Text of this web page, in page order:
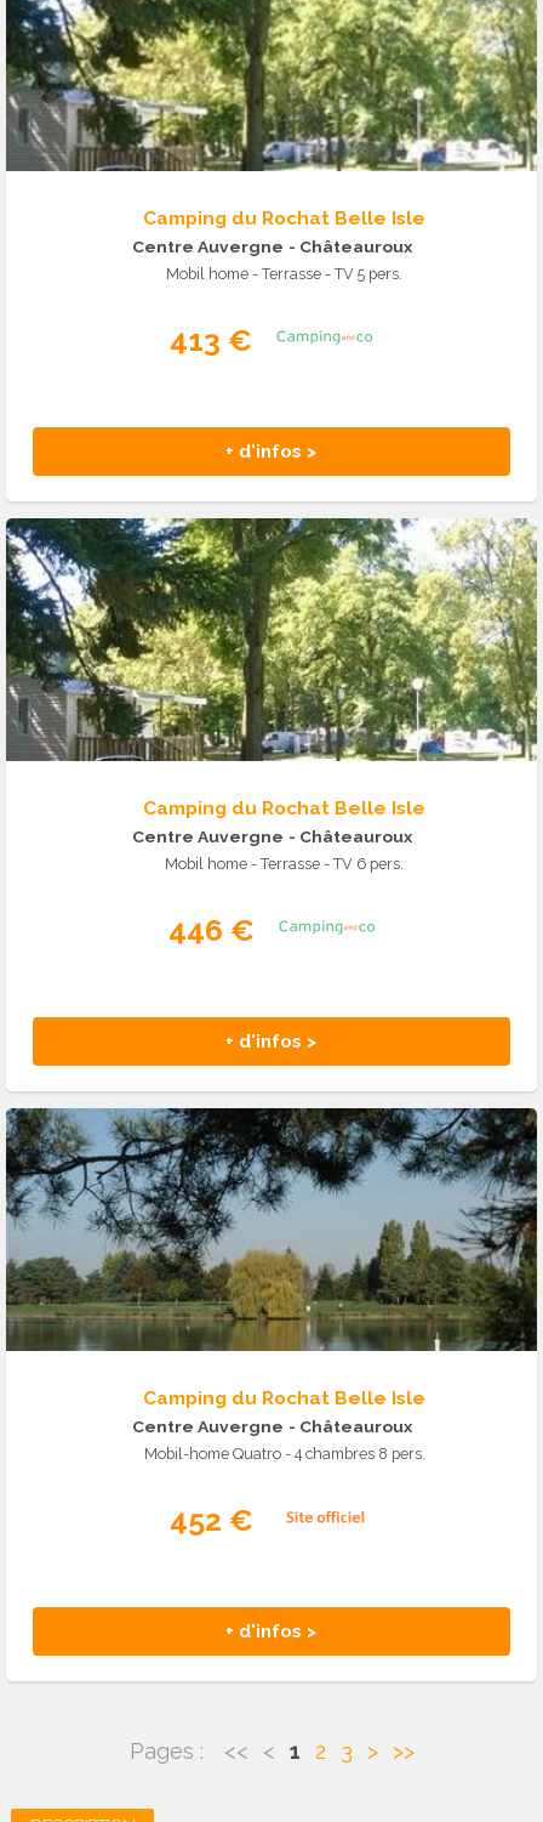
Camping du Rochat Belle Isle
Centre Auvergne - Châteauroux
Mobil home - Terrasse - TV 5 pers.
413 €
+ d'infos >
Camping du Rochat Belle Isle
Centre Auvergne - Châteauroux
Mobil home - Terrasse - TV 6 pers.
446 €
+ d'infos >
Camping du Rochat Belle Isle
Centre Auvergne - Châteauroux
Mobil-home Quatro - 4 chambres 8 pers.
452 €
+ d'infos >
Pages : << < 1 2 3 > >>